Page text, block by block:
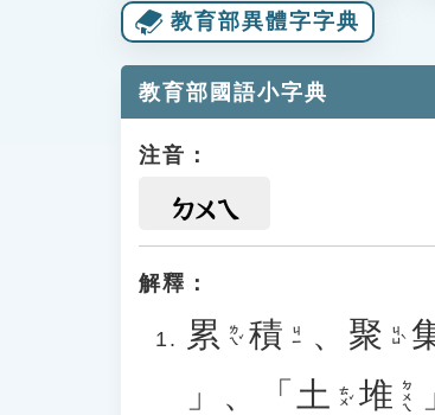
教育部異體字字典
教育部國語小字典
注音：
ㄉㄨㄟ
解釋：
累 ㄌㄟˇ 積 ㄐㄧ 、 聚 ㄐㄩˋ
」、「 土 ㄊㄨˇ 堆 ㄉㄨㄟ